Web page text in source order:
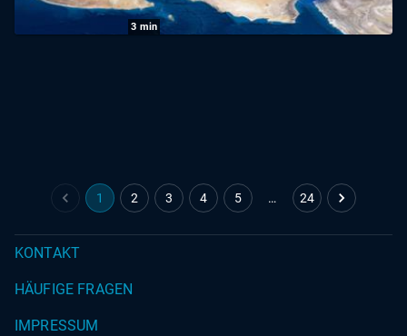
3 min
1 2 3 4 5 … 24
KONTAKT
HÄUFIGE FRAGEN
IMPRESSUM